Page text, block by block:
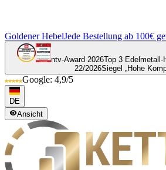
Goldener HebelJede Bestellung ab 100€
ntv-Award 2026Top 3 Edelmetall-
22/2026Siegel „Hohe
Google: 4,9/5
DE
Ansicht